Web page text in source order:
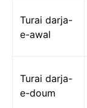
Turai darja-
e-awal
Turai darja-
e-doum